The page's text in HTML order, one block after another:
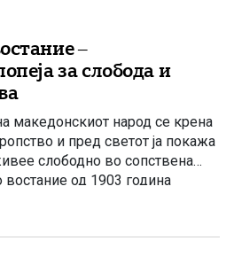
–
за слобода и
македонскиот народ се крена
и пред светот ја покажа
слободно во сопствена
од 1903 година
и најзначајните
бунт, туку врв на